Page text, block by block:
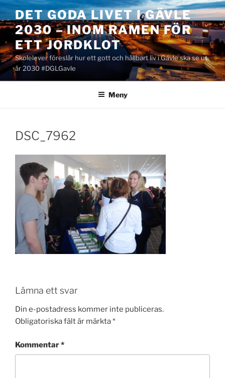
Hoppa
till
innehåll
DET GODA LIVET I GÄVLE
2030 – INOM RAMEN FÖR
ETT JORDKLOT
Skolelever föreslår hur ett gott och hållbart liv i Gävle ska se ut
år 2030 #DGLGavle
Meny
DSC_7962
Lämna ett svar
Din e-postadress kommer inte publiceras.
Obligatoriska fält är märkta*
Kommentar*